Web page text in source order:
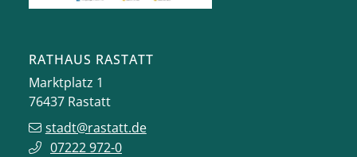
RATHAUS RASTATT
Marktplatz 1
76437 Rastatt
stadt@rastatt.de
07222 972-0